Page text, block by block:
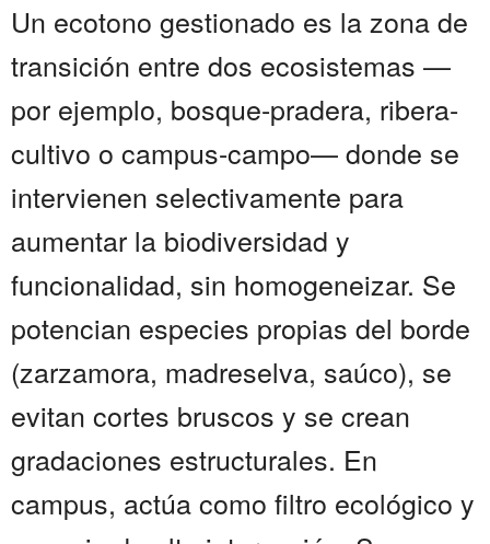
Un ecotono gestionado es la zona de
transición entre dos ecosistemas —
por ejemplo, bosque-pradera, ribera-
cultivo o campus-campo— donde se
intervienen selectivamente para
aumentar la biodiversidad y
funcionalidad, sin homogeneizar. Se
potencian especies propias del borde
(zarzamora, madreselva, saúco), se
evitan cortes bruscos y se crean
gradaciones estructurales. En
campus, actúa como filtro ecológico y